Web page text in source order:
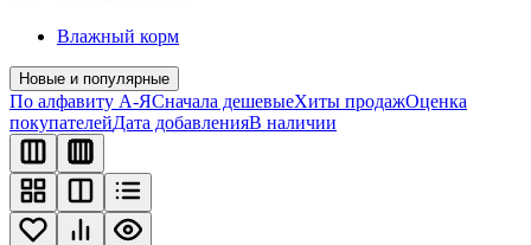
Влажный корм
Новые и популярные
По алфавиту А-ЯСначала дешевыеХиты продажОценка
покупателейДата добавленияВ наличии